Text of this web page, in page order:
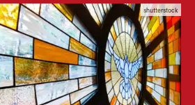
shutterstock